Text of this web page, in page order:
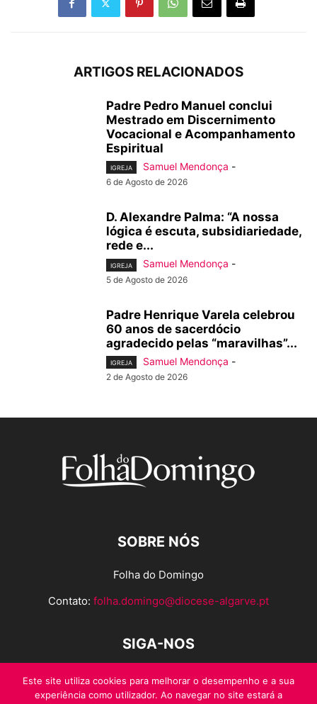
ARTIGOS RELACIONADOS
Padre Pedro Manuel conclui
Mestrado em Discernimento
Vocacional e Acompanhamento
Espiritual
IGREJA Samuel Mendonça -
6 de Agosto de 2026
D. Alexandre Palma: “A nossa
lógica é escuta, subsidiariedade,
rede e...
IGREJA Samuel Mendonça -
5 de Agosto de 2026
Padre Henrique Varela celebrou
60 anos de sacerdócio
agradecido pelas “maravilhas”...
IGREJA Samuel Mendonça -
2 de Agosto de 2026
SOBRE NÓS
Folha do Domingo
Contato: folha.domingo@diocese-algarve.pt
SIGA-NOS
Este site utiliza cookies para melhorar o desempenho e a sua
experiência como utilizador. Ao navegar no site estará a